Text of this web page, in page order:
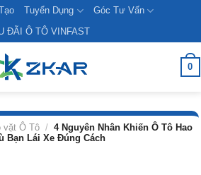
Tuyển Dụng
Góc Tư Vấn
ĐÃI Ô TÔ VINFAST
0
vặt Ô Tô / 4 Nguyên Nhân Khiến Ô Tô Hao
Bạn Lái Xe Đúng Cách